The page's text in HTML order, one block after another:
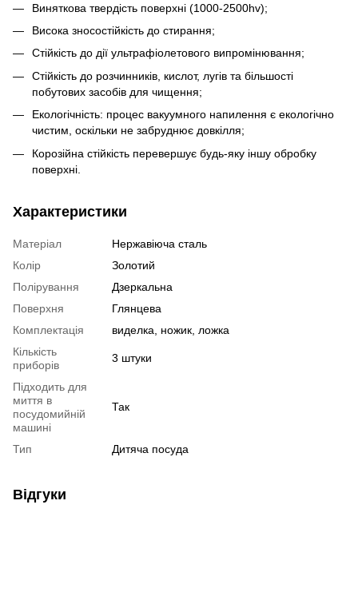
Виняткова твердість поверхні (1000-2500hv);
Висока зносостійкість до стирання;
Стійкість до дії ультрафіолетового випромінювання;
Стійкість до розчинників, кислот, лугів та більшості
побутових засобів для чищення;
Екологічність: процес вакуумного напилення є екологічно
чистим, оскільки не забруднює довкілля;
Корозійна стійкість перевершує будь-яку іншу обробку
поверхні.
Характеристики
Матеріал
Нержавіюча сталь
Колір
Золотий
Полірування
Дзеркальна
Поверхня
Глянцева
Комплектація
виделка, ножик, ложка
Кількість
приборів
3 штуки
Підходить для
миття в
посудомийній
машині
Так
Тип Дитяча посуда
Відгуки